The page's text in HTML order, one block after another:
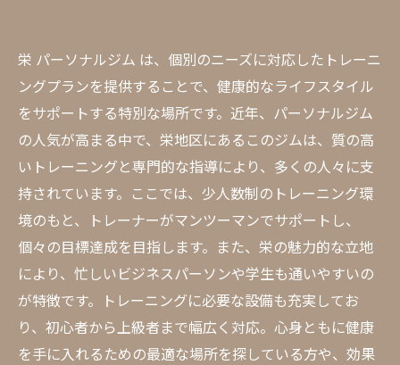
栄 パーソナルジム は、個別のニーズに対応したトレーニ
ングプランを提供することで、健康的なライフスタイル
をサポートする特別な場所です。近年、パーソナルジム
の人気が高まる中で、栄地区にあるこのジムは、質の高
いトレーニングと専門的な指導により、多くの人々に支
持されています。ここでは、少人数制のトレーニング環
境のもと、トレーナーがマンツーマンでサポートし、
個々の目標達成を目指します。また、栄の魅力的な立地
により、忙しいビジネスパーソンや学生も通いやすいの
が特徴です。トレーニングに必要な設備も充実してお
り、初心者から上級者まで幅広く対応。心身ともに健康
を手に入れるための最適な場所を探している方や、効果